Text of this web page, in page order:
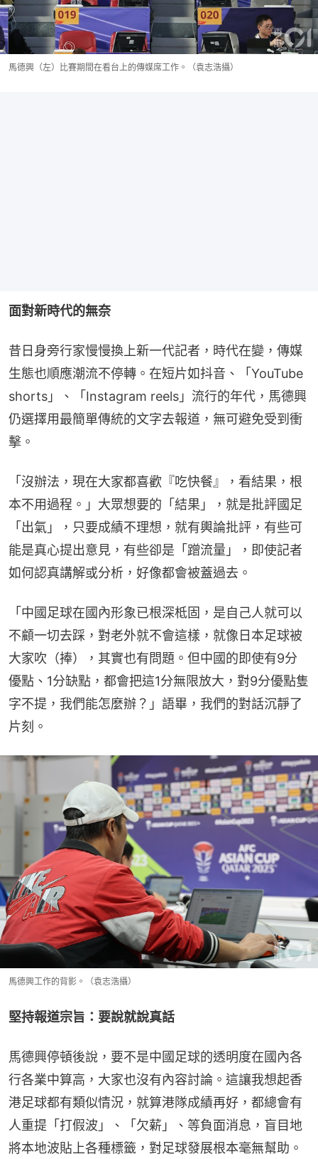
馬德興（左）比賽期間在看台上的傳媒席工作。（袁志浩攝）
面對新時代的無奈
昔日身旁行家慢慢換上新一代記者，時代在變，傳媒
生態也順應潮流不停轉。在短片如抖音、「YouTube
shorts」、「Instagram reels」流行的年代，馬德興
仍選擇用最簡單傳統的文字去報道，無可避免受到衝
擊。
「沒辦法，現在大家都喜歡『吃快餐』，看結果，根
本不用過程。」大眾想要的「結果」，就是批評國足
「出氣」，只要成績不理想，就有輿論批評，有些可
能是真心提出意見，有些卻是「蹭流量」，即使記者
如何認真講解或分析，好像都會被蓋過去。
「中國足球在國內形象已根深柢固，是自己人就可以
不顧一切去踩，對老外就不會這樣，就像日本足球被
大家吹（捧），其實也有問題。但中國的即使有9分
優點、1分缺點，都會把這1分無限放大，對9分優點隻
字不提，我們能怎麼辦？」語畢，我們的對話沉靜了
片刻。
馬德興工作的背影。（袁志浩攝）
堅持報道宗旨：要說就說真話
馬德興停頓後說，要不是中國足球的透明度在國內各
行各業中算高，大家也沒有內容討論。這讓我想起香
港足球都有類似情況，就算港隊成績再好，都總會有
人重提「打假波」、「欠薪」、等負面消息，盲目地
將本地波貼上各種標籤，對足球發展根本毫無幫助。